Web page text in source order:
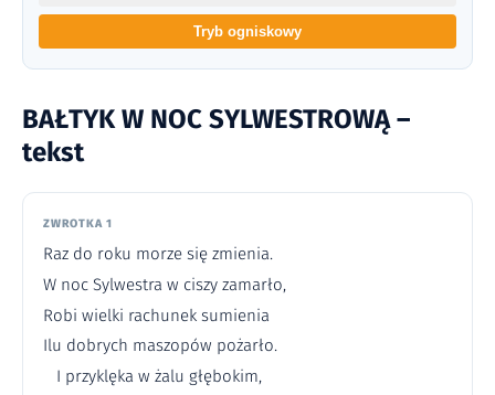
BAŁTYK W NOC SYLWESTROWĄ –
tekst
ZWROTKA 1
Raz do roku morze się zmienia.
W noc Sylwestra w ciszy zamarło,
Robi wielki rachunek sumienia
Ilu dobrych maszopów pożarło.
I przyklęka w żalu głębokim,
Tryb ogniskowy